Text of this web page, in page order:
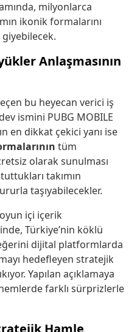
milyonlarca
ikonik formalarını
Anlaşmasının
bu heyecan verici iş
ismini PUBG MOBILE
en dikkat çekici yanı ise
tüm
olarak sunulması
takımın
taşıyabilecekler.
içi içerik
Türkiye’nin köklü
dijital platformlarda
hedefleyen stratejik
Yapılan açıklamaya
farklı sürprizlerle
Hamle